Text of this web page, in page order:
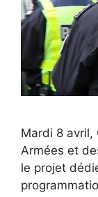
Mardi 8 avril,
Armées et
le projet